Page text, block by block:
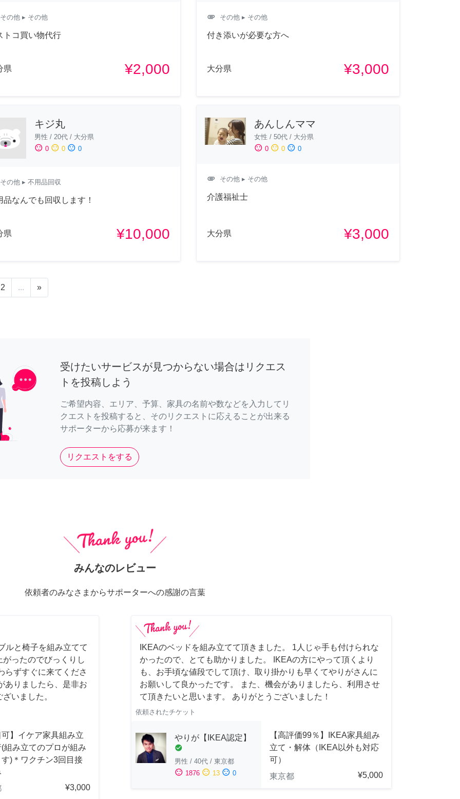
その他 ▸ その他
トコ買い物代行
県 ¥2,000
attachment その他▸ その他
付き添いが必要な方へ
大分県 ¥3,000
キジ丸
男性 / 20代 / 大分県
sentiment_satisfied 0 sentiment_neutral 0 sentiment_dissatisfied 0
その他 ▸ 不用品回収
品なんでも回収します！
県 ¥10,000
あんしんママ
女性 / 50代/ 大分県
sentiment_satisfied 0 sentiment_neutral 0 sentiment_dissatisfied 0
attachment その他▸ その他
介護福祉士
大分県 ¥3,000
2 ... »
受けたいサービスが見つからない場合はリクエス
トを投稿しよう
ご希望内容、エリア、予算、家具の名前や数などを入力してリ
クエストを投稿すると、そのリクエストに応えることが出来る
サポーターから応募が来ます！
リクエストをする
みんなのレビュー
依頼者のみなさまからサポーターへの感謝の言葉
ルと椅子を組み立てて
ったのでびっくりし
らずすぐに来てくださ
ありましたら、是非お
いました。
可】イケア家具組み立
組み立てのプロが組み
す)＊ワクチン3回目接
¥3,000
IKEAのベッドを組み立てて頂きました。 1人じゃ手も付けられな
かったので、とても助かりました。 IKEAの方にやって頂くより
も、お手頃な値段でして頂け、取り掛かりも早くてやりがさんに
お願いして良かったです。 また、機会がありましたら、利用させ
て頂きたいと思います。 ありがとうございました！
依頼されたチケット
やりが【IKEA認定】
check_circle
男性 / 40代 / 東京都
sentiment_satisfied 1876 sentiment_neutral 13 sentiment_dissatisfied 0
【高評価99％】IKEA家具組み
立て・解体（IKEA以外も対応
可）
東京都
¥5,000